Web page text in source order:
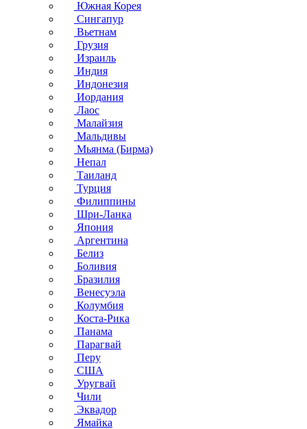
Южная Корея
Сингапур
Вьетнам
Грузия
Израиль
Индия
Индонезия
Иордания
Лаос
Малайзия
Мальдивы
Мьянма (Бирма)
Непал
Таиланд
Турция
Филиппины
Шри-Ланка
Япония
Аргентина
Белиз
Боливия
Бразилия
Венесуэла
Колумбия
Коста-Рика
Панама
Парагвай
Перу
США
Уругвай
Чили
Эквадор
Ямайка